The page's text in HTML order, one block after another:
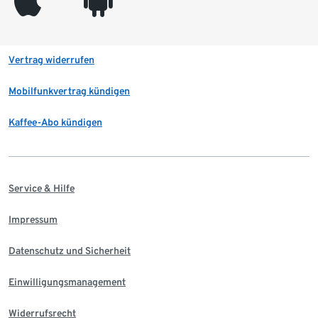
Vertrag widerrufen
Mobilfunkvertrag kündigen
Kaffee-Abo kündigen
Service & Hilfe
Impressum
Datenschutz und Sicherheit
Einwilligungsmanagement
Widerrufsrecht